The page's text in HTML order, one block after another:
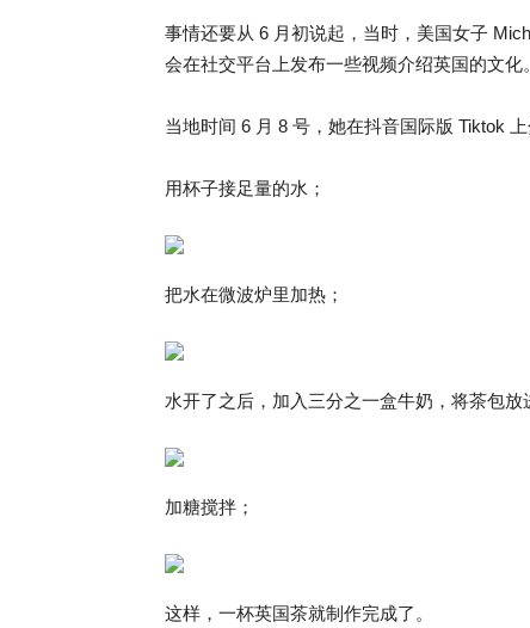
事情还要从 6 月初说起，当时，美国女子
会在社交平台上发布一些视频介绍英国的文化。
当地时间 6 月 8 号，她在抖音国际版 Tiktok
用杯子接足量的水；
把水在微波炉里加热；
水开了之后，加入三分之一盒牛奶，将茶包放
加糖搅拌；
这样，一杯英国茶就制作完成了。